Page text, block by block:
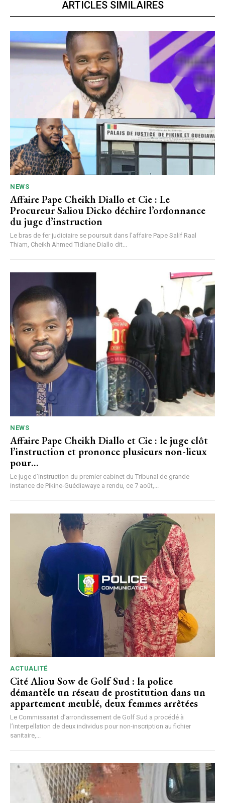
ARTICLES SIMILAIRES
NEWS
Affaire Pape Cheikh Diallo et Cie : Le
Procureur Saliou Dicko déchire l’ordonnance
du juge d’instruction
Le bras de fer judiciaire se poursuit dans l’affaire Pape Salif Raal
Thiam, Cheikh Ahmed Tidiane Diallo dit...
NEWS
Affaire Pape Cheikh Diallo et Cie : le juge clôt
l’instruction et prononce plusieurs non-lieux
pour…
Le juge d’instruction du premier cabinet du Tribunal de grande
instance de Pikine-Guédiawaye a rendu, ce 7 août,...
ACTUALITÉ
Cité Aliou Sow de Golf Sud : la police
démantèle un réseau de prostitution dans un
appartement meublé, deux femmes arrêtées
Le Commissariat d’arrondissement de Golf Sud a procédé à
l’interpellation de deux individus pour non-inscription au fichier
sanitaire,...